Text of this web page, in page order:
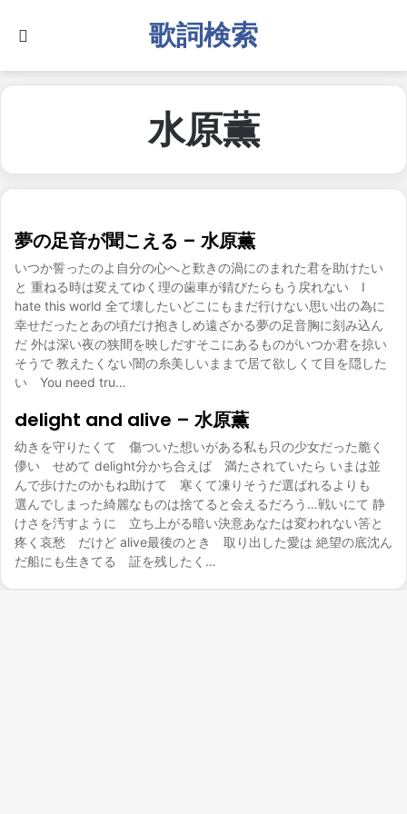
歌詞検索
水原薫
夢の足音が聞こえる – 水原薫
いつか誓ったのよ自分の心へと歎きの渦にのまれた君を助けたい
と 重ねる時は変えてゆく理の歯車が錆びたらもう戻れない I
hate this world 全て壊したいどこにもまだ行けない思い出の為に
幸せだったとあの頃だけ抱きしめ遠ざかる夢の足音胸に刻み込ん
だ 外は深い夜の狭間を映しだすそこにあるものがいつか君を掠い
そうで 教えたくない闇の糸美しいままで居て欲しくて目を隠した
い You need tru…
delight and alive – 水原薫
幼きを守りたくて 傷ついた想いがある私も只の少女だった脆く
儚い せめて delight分かち合えば 満たされていたら いまは並
んで歩けたのかもね助けて 寒くて凍りそうだ選ばれるよりも
選んでしまった綺麗なものは捨てると会えるだろう…戦いにて 静
けさを汚すように 立ち上がる暗い決意あなたは変われない筈と
疼く哀愁 だけど alive最後のとき 取り出した愛は 絶望の底沈ん
だ船にも生きてる 証を残したく…